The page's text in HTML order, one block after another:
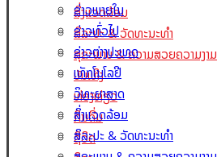
ສິ່ງແວດລ້ອມ
ສິລະປະ & ວັດທະນະທຳ
ສຸຂະພາບ & ຄວາມສວຍຄວາມງາມ
ບັນເທີງ
ທ່ອງທ່ຽວ
ກິນດື່ມ
ຊີວິດ
ຂ່າວພາຍໃນ
ຂ່າວທົ່ວໄປ
ຂ່າວຕ່າງປະເທດ
ເທັກໂນໂລຢີ
ວິທະຍາສາດ
ສິ່ງແວດລ້ອມ
ສິລະປະ & ວັດທະນະທຳ